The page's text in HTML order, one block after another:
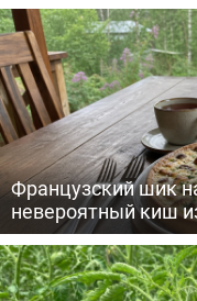
Французский шик
невероятный киш